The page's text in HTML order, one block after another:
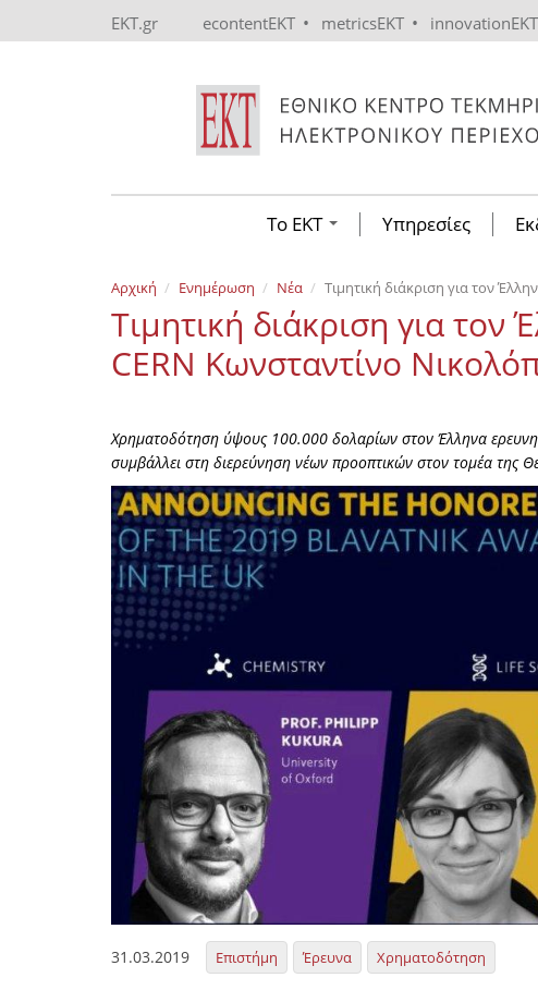
EKT.gr econtentEKT • metricsEKT • innovationEKT
Το ΕΚΤ Υπηρεσίες
Αρχική Ενημέρωση Νέα Τιμητική διάκριση για τον
Τιμητική διάκριση για τον
CERN Κωνσταντίνο
Χρηματοδότηση ύψους 100.000 δολαρίων στον Έλληνα
συμβάλλει στη διερεύνηση νέων προοπτικών στον τομέα της
31.03.2019 Επιστήμη Έρευνα Χρηματοδότηση